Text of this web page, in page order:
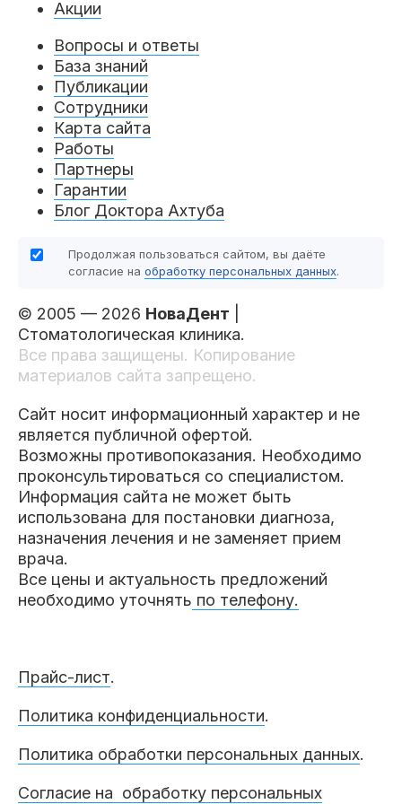
Акции
Вопросы и ответы
База знаний
Публикации
Сотрудники
Карта сайта
Работы
Партнеры
Гарантии
Блог Доктора Ахтуба
Продолжая пользоваться сайтом, вы даёте
согласие на обработку персональных данных.
© 2005 — 2026 НоваДент
Стоматологическая клиника.
Все права защищены. Копирование
материалов сайта запрещено.
Сайт носит информационный характер и не
является публичной офертой.
Возможны противопоказания. Необходимо
проконсультироваться со специалистом.
Информация сайта не может быть
использована для постановки диагноза,
назначения лечения и не заменяет прием
врача.
Все цены и актуальность предложений
необходимо уточнять по телефону.
Прайс-лист.
Политика конфиденциальности.
Политика обработки персональных данных.
Согласие на обработку персональных